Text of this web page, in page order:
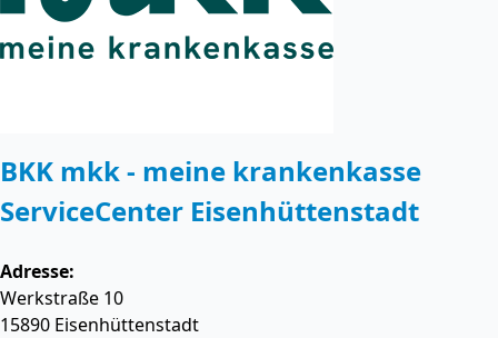
BKK mkk - meine krankenkasse
ServiceCenter Eisenhüttenstadt
Adresse:
Werkstraße 10
15890 Eisenhüttenstadt